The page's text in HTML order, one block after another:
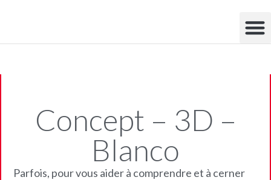
Concept – 3D –
Blanco
Parfois, pour vous aider à comprendre et à cerner